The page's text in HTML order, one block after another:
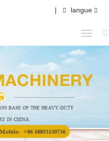
| langue